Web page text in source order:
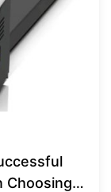
Choosing a